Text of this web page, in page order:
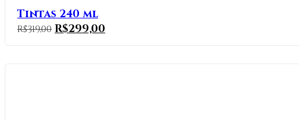
Tintas 240 ml
R$319,00 R$299,00